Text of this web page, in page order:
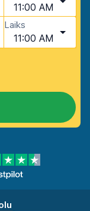
11:00 AM
Laiks
11:00 AM